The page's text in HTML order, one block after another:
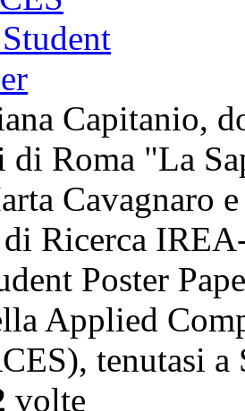
Capitanio,
di Roma "La
Cavagnaro
Ricerca
Poster
Applied
tenutasi
volte